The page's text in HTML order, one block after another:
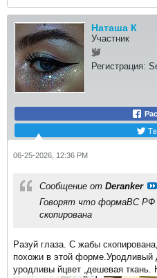
Наташа К
Участник
Регистрация:
06-25-2026, 12:36 PM
Сообщение от Deranker
Говорят что формаВС
скопирована
Разуй глаза. С жабы
похожи в этой
уродливы йцвет ,дешевая ткань.